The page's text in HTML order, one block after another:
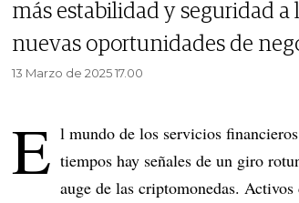
más estabilidad y seguridad
nuevas oportunidades de
13 Marzo de 2025 17.00
E l mundo de los servicios
tiempos hay señales de un giro
auge de las criptomonedas.